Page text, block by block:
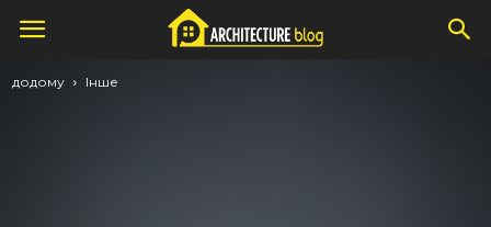
додому Інше